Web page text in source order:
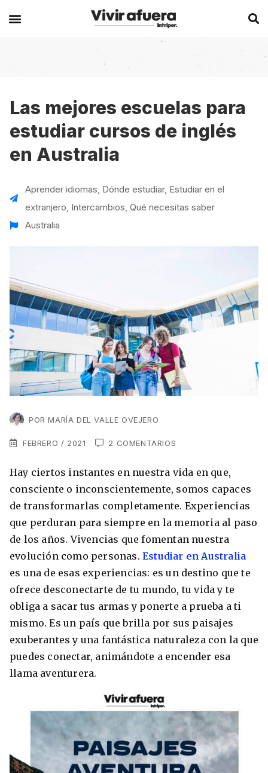
Secciones
Becas
Historias de viajeros
Intercambios
Voluntariados
Lo último sobre intercambios
digital
Australia permitirá la entrada de
estudiantes y trabajadores cualificados
vacunados contra el Covid-19
23/11/2021
Europa
Alemania
Bélgica
Chipre
Irlanda
Reino Unido
Suecia
Asia
China
Oceanía
Australia
Nueva Zelanda
América
Brasil
Canadá
Estados Unidos
Ecuador
VER TODOS LOS PAÍSES
Experiencias en el extranjero
Australia
Canadá
España
Nueva Zelanda
Estudia un Máster de Marketing en Madrid
Estudia Inglés frente al Mediterráneo
Estudia un Bachelor de IT en Cork
Síguenos en las redes
Suscríbete a nuestro
newsletter
vivir afuera.
He leído y acepto los Términos y
ENVIAR
Las mejores escuelas para
estudiar cursos de inglés
en Australia
Aprender idiomas, Dónde estudiar, Estudiar en el
extranjero, Intercambios, Qué necesitas saber
Australia
POR MARÍA DEL VALLE OVEJERO
FEBRERO / 2021 2 COMENTARIOS
Hay ciertos instantes en nuestra vida en que,
consciente o inconscientemente, somos capaces
de transformarlas completamente. Experiencias
que perduran para siempre en la memoria al paso
de los años. Vivencias que fomentan nuestra
evolución como personas. Estudiar en Australia
es una de esas experiencias: es un destino que te
ofrece desconectarte de tu mundo, tu vida y te
obliga a sacar tus armas y ponerte a prueba a ti
mismo. Es un país que brilla por sus paisajes
exuberantes y una fantástica naturaleza con la que
puedes conectar, animándote a encender esa
llama aventurera.